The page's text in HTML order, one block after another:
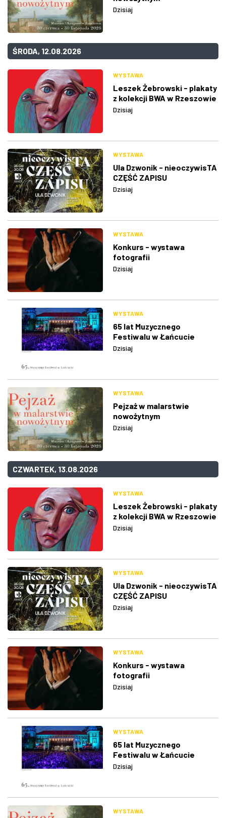
Dzisiaj
ŚRODA, 12.08.2026
WYSTAWA
Leszek Żebrowski - plakaty
z kolekcji BWA w Rzeszowie
Dzisiaj
WYSTAWA
Ula Dzwonik - nieoczywisTA
CZĘŚĆ ZAPISU
Dzisiaj
WYSTAWA
Konkurs - wystawa
fotografii
Dzisiaj
WYSTAWA
65 lat Muzycznego
Festiwalu w Łańcucie
Dzisiaj
WYSTAWA
Pejzaż w malarstwie
nowożytnym
Dzisiaj
CZWARTEK, 13.08.2026
WYSTAWA
Leszek Żebrowski - plakaty
z kolekcji BWA w Rzeszowie
Dzisiaj
WYSTAWA
Ula Dzwonik - nieoczywisTA
CZĘŚĆ ZAPISU
Dzisiaj
WYSTAWA
Konkurs - wystawa
fotografii
Dzisiaj
WYSTAWA
65 lat Muzycznego
Festiwalu w Łańcucie
Dzisiaj
WYSTAWA